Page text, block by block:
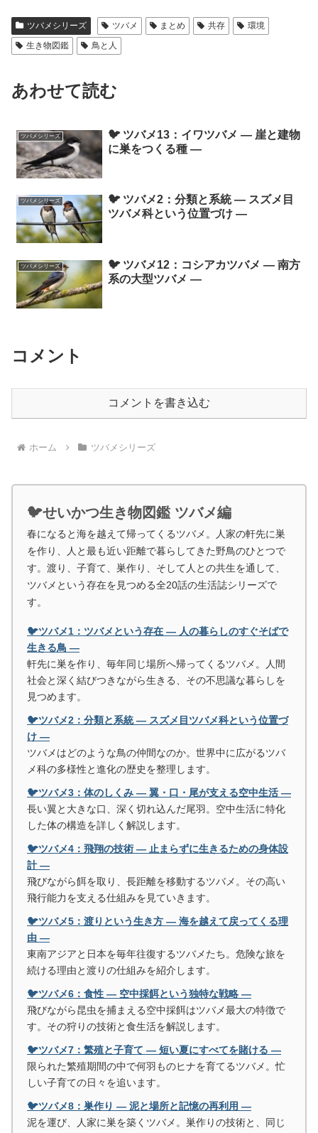
ツバメシリーズ ツバメ まとめ 共存
環境
生き物図鑑
鳥と人
あわせて読む
ツバメシリーズ
🐦 ツバメ13：イワツバメ ― 崖と建物
に巣をつくる種 ―
ツバメシリーズ
🐦 ツバメ2：分類と系統 ― スズメ目
ツバメ科という位置づけ ―
ツバメシリーズ
🐦 ツバメ12：コシアカツバメ ― 南方
系の大型ツバメ ―
コメント
コメントを書き込む
ホーム ツバメシリーズ
🐦せいかつ生き物図鑑 ツバメ編
春になると海を越えて帰ってくるツバメ。人家の軒先に巣
を作り、人と最も近い距離で暮らしてきた野鳥のひとつで
す。渡り、子育て、巣作り、そして人との共生を通して、
ツバメという存在を見つめる全20話の生活誌シリーズで
す。
🐦ツバメ1：ツバメという存在 ― 人の暮らしのすぐそばで
生きる鳥 ―
軒先に巣を作り、毎年同じ場所へ帰ってくるツバメ。人間
社会と深く結びつきながら生きる、その不思議な暮らしを
見つめます。
🐦ツバメ2：分類と系統 ― スズメ目ツバメ科という位置づ
け ―
ツバメはどのような鳥の仲間なのか。世界中に広がるツバ
メ科の多様性と進化の歴史を整理します。
🐦ツバメ3：体のしくみ ― 翼・口・尾が支える空中生活 ―
長い翼と大きな口、深く切れ込んだ尾羽。空中生活に特化
した体の構造を詳しく解説します。
🐦ツバメ4：飛翔の技術 ― 止まらずに生きるための身体設
計 ―
飛びながら餌を取り、長距離を移動するツバメ。その高い
飛行能力を支える仕組みを見ていきます。
🐦ツバメ5：渡りという生き方 ― 海を越えて戻ってくる理
由 ―
東南アジアと日本を毎年往復するツバメたち。危険な旅を
続ける理由と渡りの仕組みを紹介します。
🐦ツバメ6：食性 ― 空中採餌という独特な戦略 ―
飛びながら昆虫を捕まえる空中採餌はツバメ最大の特徴で
す。その狩りの技術と食生活を解説します。
🐦ツバメ7：繁殖と子育て ― 短い夏にすべてを賭ける ―
限られた繁殖期間の中で何羽ものヒナを育てるツバメ。忙
しい子育ての日々を追います。
🐦ツバメ8：巣作り ― 泥と場所と記憶の再利用 ―
泥を運び、人家に巣を築くツバメ。巣作りの技術と、同じ